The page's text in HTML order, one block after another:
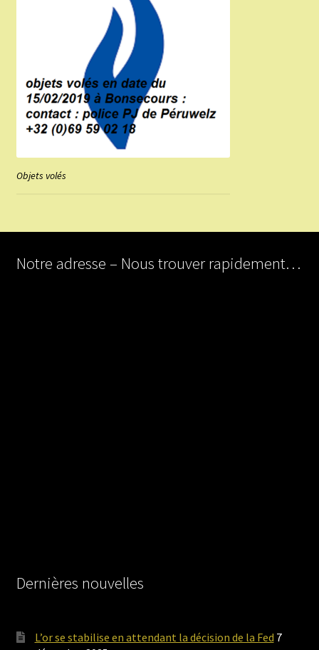
Objets volés
Notre adresse – Nous trouver rapidement…
Dernières nouvelles
L’or se stabilise en attendant la décision de la Fed 7